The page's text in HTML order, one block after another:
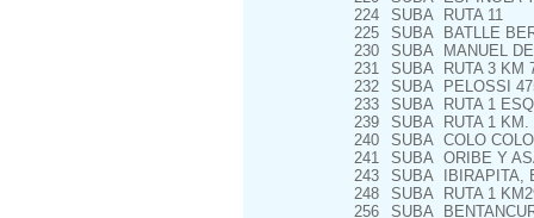
224
SUBA RUTA 11
225
SUBA BATLLE
230
SUBA MANUEL
231
SUBA RUTA 3 KM
232
SUBA PELOSSI
233
SUBA RUTA 1
239
SUBA RUTA 1 KM.
240
SUBA COLO
241
SUBA ORIBE Y
243
SUBA IBIRAPITA,
248
SUBA RUTA 1
256
SUBA